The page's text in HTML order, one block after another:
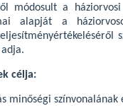
módosult a háziorvosi
alapját a
célja:
minőségi színvonalának